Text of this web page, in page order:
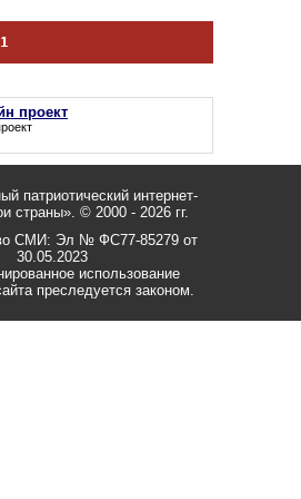
проект
патриотический интернет-
страны». © 2000 - 2026 гг.
СМИ: Эл № ФС77-85279 от
30.05.2023
использование
преследуется законом.